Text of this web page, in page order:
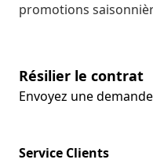
promotions
Résilier le contrat
Envoyez une
Service Clients